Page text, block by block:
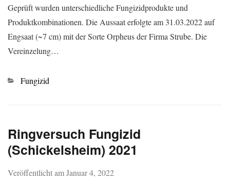
Geprüft wurden unterschiedliche Fungizidprodukte und
Produktkombinationen. Die Aussaat erfolgte am 31.03.2022 auf
Engsaat (~7 cm) mit der Sorte Orpheus der Firma Strube. Die
Vereinzelung…
Kategorien
Fungizid
Ringversuch Fungizid
(Schickelsheim) 2021
Veröffentlicht amJanuar 4, 2022